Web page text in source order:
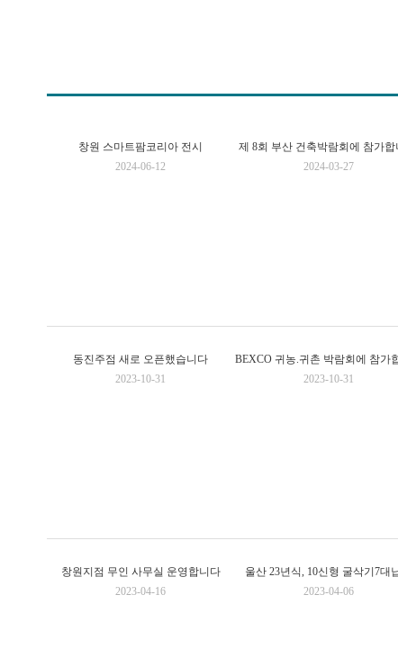
창원 스마트팜코리아 전시
2024-06-12
제 8회 부산 건축박람회에 참가합
2024-03-27
동진주점 새로 오픈했습니다
2023-10-31
2023-10-31
창원지점 무인 사무실 운영합니다
2023-04-16
울산 23년식, 10신형 굴삭기7대
2023-04-06